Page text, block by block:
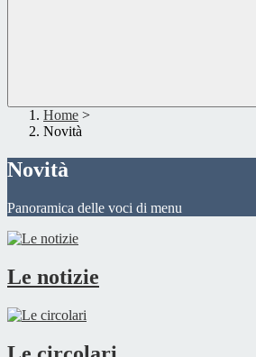
Home >
Novità
Novità
Panoramica delle voci di menu
Le notizie